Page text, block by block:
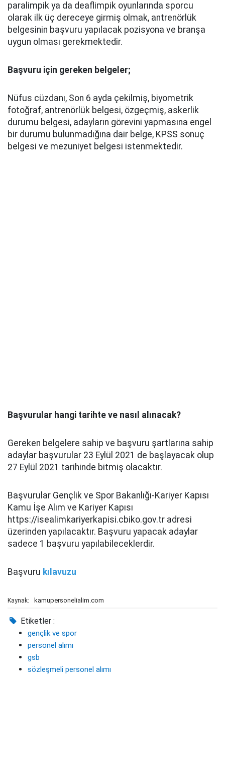
paralimpik ya da deaflimpik oyunlarında sporcu
olarak ilk üç dereceye girmiş olmak, antrenörlük
belgesinin başvuru yapılacak pozisyona ve branşa
uygun olması gerekmektedir.
Başvuru için gereken belgeler;
Nüfus cüzdanı, Son 6 ayda çekilmiş, biyometrik
fotoğraf, antrenörlük belgesi, özgeçmiş, askerlik
durumu belgesi, adayların görevini yapmasına engel
bir durumu bulunmadığına dair belge, KPSS sonuç
belgesi ve mezuniyet belgesi istenmektedir.
Başvurular hangi tarihte ve nasıl alınacak?
Gereken belgelere sahip ve başvuru şartlarına sahip
adaylar başvurular 23 Eylül 2021 de başlayacak olup
27 Eylül 2021 tarihinde bitmiş olacaktır.
Başvurular Gençlik ve Spor Bakanlığı-Kariyer Kapısı
Kamu İşe Alım ve Kariyer Kapısı
https://isealimkariyerkapisi.cbiko.gov.tr adresi
üzerinden yapılacaktır. Başvuru yapacak adaylar
sadece 1 başvuru yapılabileceklerdir.
Başvuru kılavuzu
Kaynak: kamupersonelialim.com
Etiketler :
gençlik ve spor
personel alımı
gsb
sözleşmeli personel alımı